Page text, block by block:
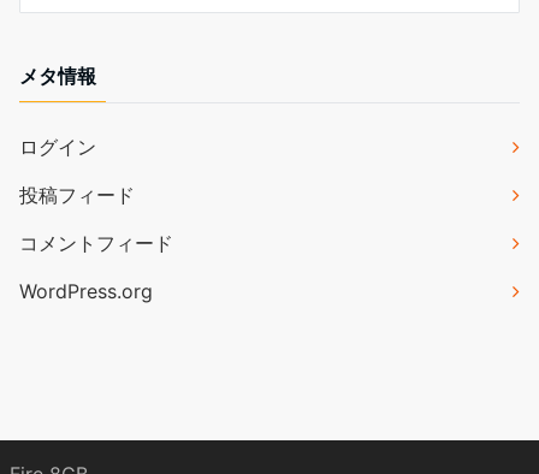
メタ情報
ログイン
投稿フィード
コメントフィード
WordPress.org